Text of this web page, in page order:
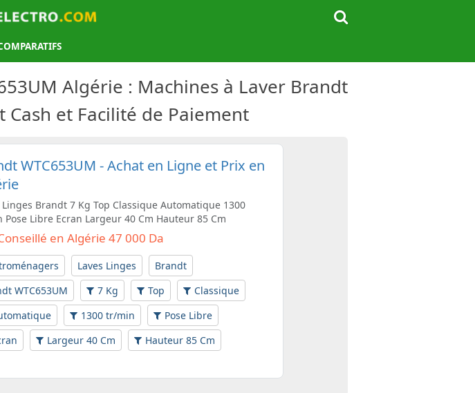
Algérie : Machines à Laver Brandt
Cash et Facilité de Paiement
WTC653UM - Achat en Ligne et Prix en
Linges Brandt 7 Kg Top Classique Automatique 1300
Libre Ecran Largeur 40 Cm Hauteur 85 Cm
en Algérie 47 000 Da
Laves Linges
Brandt
WTC653UM
7 Kg Top
Classique
1300 tr/min
Pose Libre
Largeur 40 Cm Hauteur 85 Cm